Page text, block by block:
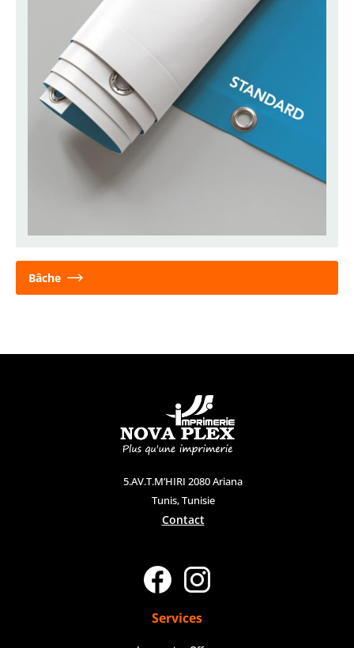
Bâche
5.AV.T.M’HIRI 2080 Ariana
Tunis, Tunisie
Contact
Services